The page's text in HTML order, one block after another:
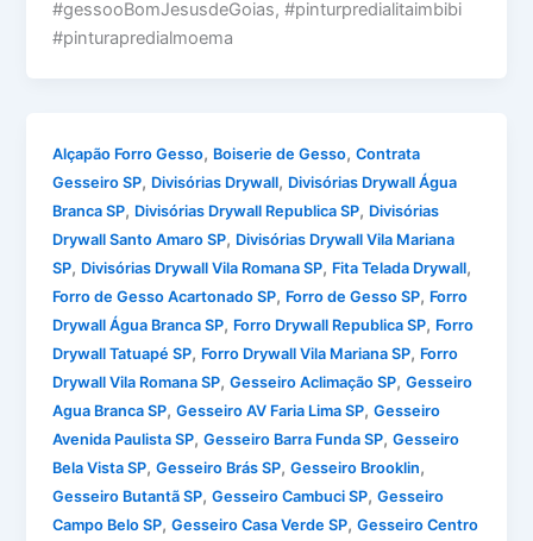
#gessooBomJesusdeGoias, #pinturpredialitaimbibi
#pinturapredialmoema
Alçapão Forro Gesso, Boiserie de Gesso,Contrata
Gesseiro SP, Divisórias Drywall, Divisórias Drywall Água
Branca SP, Divisórias Drywall Republica SP, Divisórias
Drywall Santo Amaro SP, Divisórias Drywall Vila Mariana
SP, Divisórias Drywall Vila Romana SP, Fita Telada Drywall,
Forro de Gesso Acartonado SP, Forro de Gesso SP, Forro
Drywall Água Branca SP, Forro Drywall Republica SP, Forro
Drywall Tatuapé SP, Forro Drywall Vila Mariana SP, Forro
Drywall Vila Romana SP,Gesseiro Aclimação SP,Gesseiro
Agua Branca SP,Gesseiro AV Faria Lima SP,Gesseiro
Avenida Paulista SP,Gesseiro Barra Funda SP,Gesseiro
Bela Vista SP,Gesseiro Brás SP,Gesseiro Brooklin,
Gesseiro Butantã SP,Gesseiro Cambuci SP,Gesseiro
Campo Belo SP,Gesseiro Casa Verde SP,Gesseiro Centro